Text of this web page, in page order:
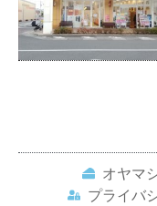
オヤマ
プライバ